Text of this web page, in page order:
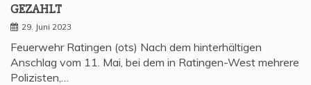
GEZAHLT
29. Juni 2023
Feuerwehr Ratingen (ots) Nach dem hinterhältigen
Anschlag vom 11. Mai, bei dem in Ratingen-West mehrere
Polizisten,…